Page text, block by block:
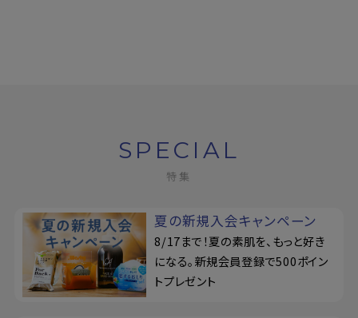
SPECIAL
特集
夏の新規入会キャンペーン
8/17まで！夏の素肌を、もっと好き
になる。新規会員登録で500ポイン
トプレゼント